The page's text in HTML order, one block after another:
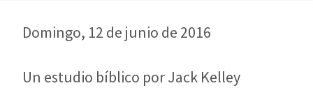
Domingo, 12 de junio de 2016
Un estudio bíblico por Jack Kelley